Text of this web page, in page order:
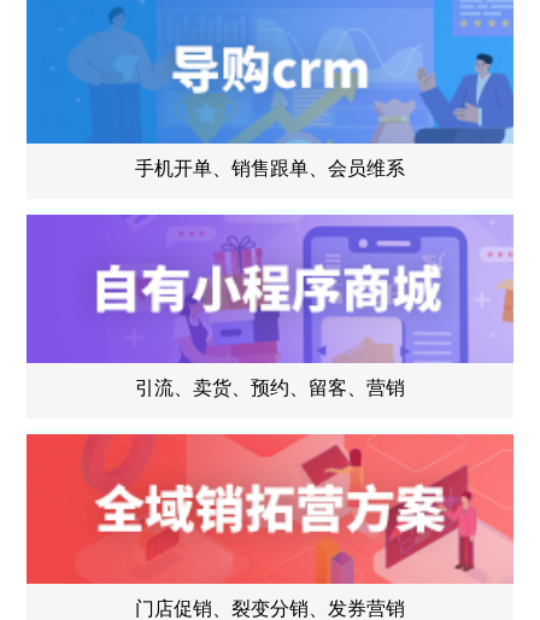
手机开单、销售跟单、会员维系
引流、卖货、预约、留客、营销
门店促销、裂变分销、发券营销